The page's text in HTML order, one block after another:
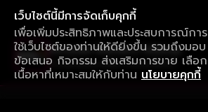
เว็บไซต์นี้มีการจัดเก็บคุกกี้
เพื่อเพิ่มประสิทธิภาพและประสบการณ์การ
ใช้เว็บไซต์ของท่านให้ดียิ่งขึ้น รวมถึงมอบ
ข้อเสนอ กิจกรรม ส่งเสริมการขาย เลือก
เนื้อหาที่เหมาะสมให้กับท่าน นโยบายคุกกี้
ใช้งานแอป ลื่นไหลกว่า ไม่มีสะดุด
ดาวน์โหลดแอปเพื่อการรับชมที่ดีกว่า